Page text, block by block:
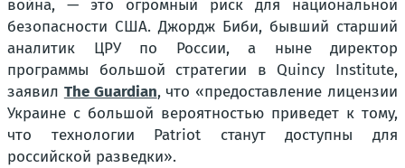
война, — это огромный риск для национальной
безопасности США. Джордж Биби, бывший старший
аналитик ЦРУ по России, а ныне директор
программы большой стратегии в Quincy Institute,
заявил The Guardian, что «предоставление лицензии
Украине с большой вероятностью приведет к тому,
что технологии Patriot станут доступны для
российской разведки».